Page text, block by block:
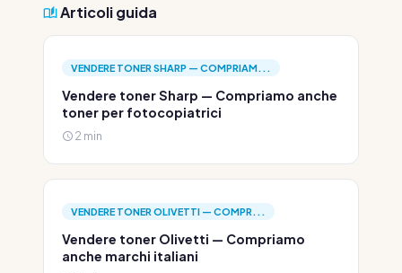
Articoli guida
VENDERE TONER SHARP — COMPRIAM...
Vendere toner Sharp — Compriamo anche
toner per fotocopiatrici
2 min
VENDERE TONER OLIVETTI — COMPR...
Vendere toner Olivetti — Compriamo
anche marchi italiani